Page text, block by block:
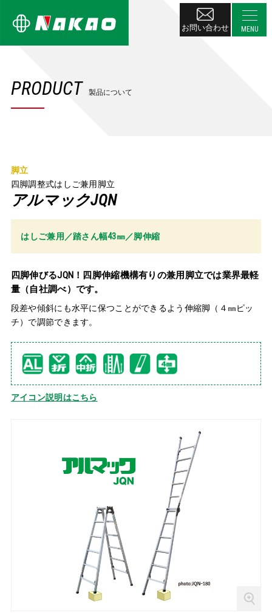
お問い合わせ
PRODUCT 製品について
脚立
四脚調整式はしご兼用脚立
アルマックJQN
はしご兼用／踏さん幅43㎜／脚伸縮
四脚伸びるJQN！四脚伸縮機構有りの兼用脚立では業界最軽
量（自社調べ）です。
段差や傾斜にも水平に保つことができるよう伸縮脚（４㎜ピッ
チ）で調節できます。
アイコン説明はこちら